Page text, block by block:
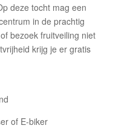
deze tocht mag een
in de prachtig
bezoek fruitveiling niet
krijg je er gratis
of E-biker